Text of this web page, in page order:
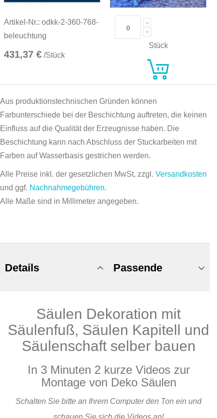
Artikel-Nr.: odkk-2-360-768-
beleuchtung
431,37 € /Stück
Stück
Aus produktionstechnischen Gründen können
Farbunterschiede bei der Beschichtung auftreten, die keinen
Einfluss auf die Qualität der Erzeugnisse haben. Die
Beschichtung kann nach Abschluss der Stuckarbeiten mit
Farben auf Wasserbasis gestrichen werden.
Alle Preise inkl. der gesetzlichen MwSt, zzgl. Versandkosten
und ggf. Nachnahmegebühren.
Alle Maße sind in Millimeter angegeben.
Details
Säulen Dekoration mit
Säulenfuß, Säulen Kapitell und
Säulenschaft selber bauen
In 3 Minuten 2 kurze Videos zur
Montage von Deko Säulen
Schalten Sie bitte an Ihrem Computer den Ton ein und
Passende
Produkte